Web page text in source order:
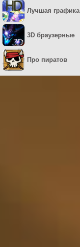
Лучшая графика
3D браузерные
Про пиратов